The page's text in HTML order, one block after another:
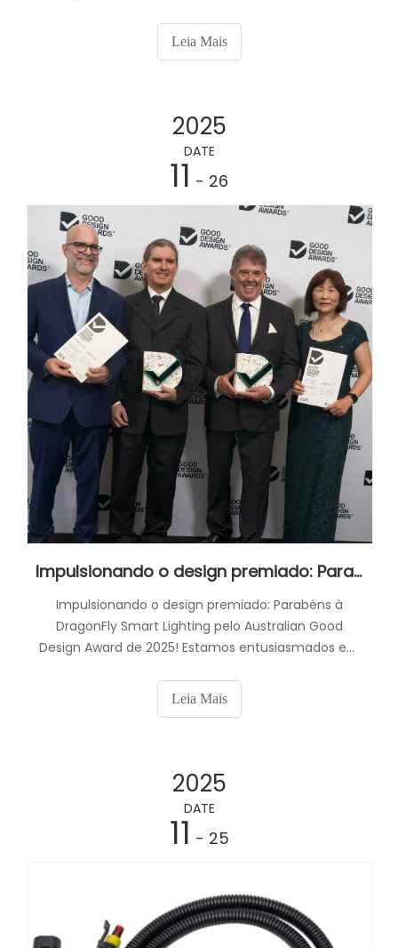
funcionando normalmente e nossa equipe está
pronta para apoiar novas consultas, pedidos em
Leia Mais
2025
DATE
11 - 26
Impulsionando o design premiado: Parabéns à DragonFly Smart Lighting pelo prêmio Australian Good Design Award de 2025!
Impulsionando o design premiado: Parabéns à
DragonFly Smart Lighting pelo Australian Good
Design Award de 2025! Estamos entusiasmados em
de nossos valiosos parceiros. O sistema DragonFly
Smart Lighting foi oficialmente nomeado vencedor
Leia Mais
2025
DATE
11 - 25